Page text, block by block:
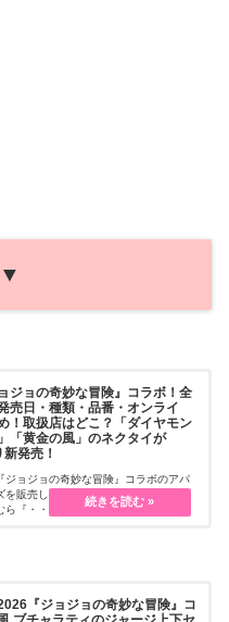
▼
ジョの奇妙な冒険』コラボ！全
売日・種類・品番・オンライ
！取扱店はどこ？「ダイヤモン
「黄金の風」のネクタイが
発売！
ジョジョの奇妙な冒険』コラボのアパ
を販売しています。限定商品でファン
ら『・・・続きを読む
『ジョジョの奇妙な冒険』コ